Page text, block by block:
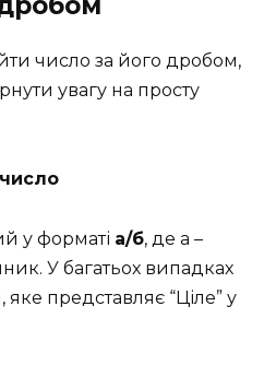
число за його дробом,
увагу на просту
у форматі а/б, де а –
У багатьох випадках
представляє “Ціле” у